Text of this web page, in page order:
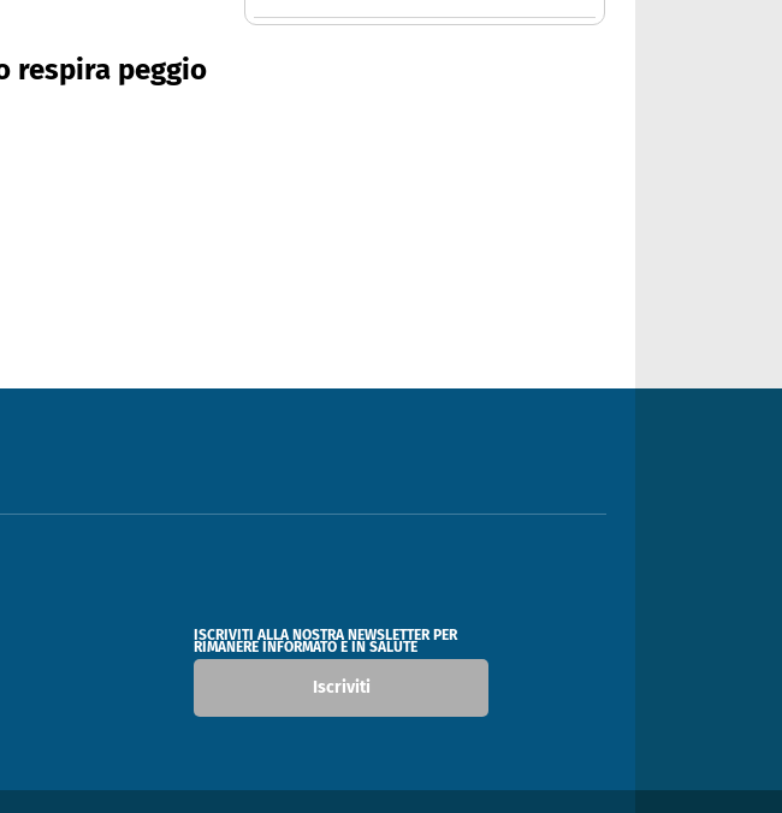
respira peggio
ISCRIVITI ALLA NOSTRA NEWSLETTER PER
RIMANERE INFORMATO E IN SALUTE
Iscriviti